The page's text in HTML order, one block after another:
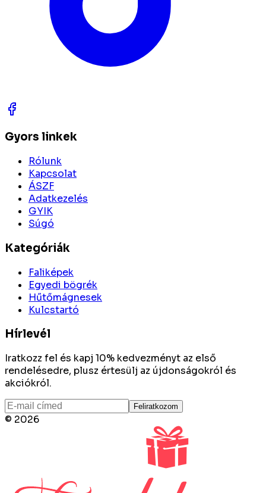
Gyors linkek
Rólunk
Kapcsolat
ÁSZF
Adatkezelés
GYIK
Súgó
Kategóriák
Faliképek
Egyedi bögrék
Hűtőmágnesek
Kulcstartó
Hírlevél
Iratkozz fel és kapj 10% kedvezményt az első
rendelésedre, plusz értesülj az újdonságokról és
akciókról.
Feliratkozom
© 2026